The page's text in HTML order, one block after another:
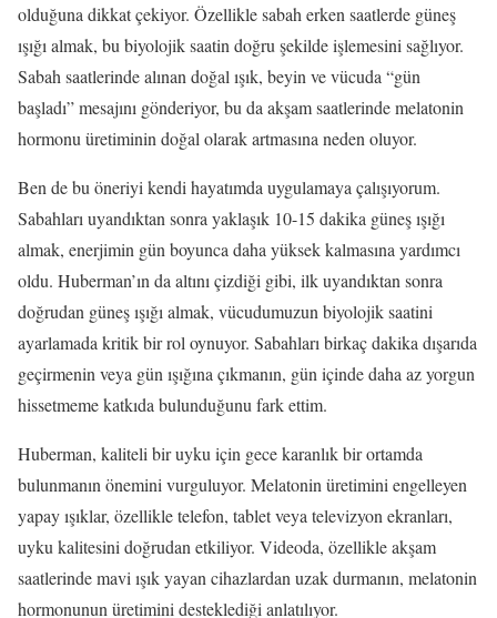
olduğuna dikkat çekiyor. Özellikle sabah erken saatlerde güneş
ışığı almak, bu biyolojik saatin doğru şekilde işlemesini sağlıyor.
Sabah saatlerinde alınan doğal ışık, beyin ve vücuda “gün
başladı” mesajını gönderiyor, bu da akşam saatlerinde melatonin
hormonu üretiminin doğal olarak artmasına neden oluyor.
Ben de bu öneriyi kendi hayatımda uygulamaya çalışıyorum.
Sabahları uyandıktan sonra yaklaşık 10-15 dakika güneş ışığı
almak, enerjimin gün boyunca daha yüksek kalmasına yardımcı
oldu. Huberman’ın da altını çizdiği gibi, ilk uyandıktan sonra
doğrudan güneş ışığı almak, vücudumuzun biyolojik saatini
ayarlamada kritik bir rol oynuyor. Sabahları birkaç dakika dışarıda
geçirmenin veya gün ışığına çıkmanın, gün içinde daha az yorgun
hissetmeme katkıda bulunduğunu fark ettim.
Huberman, kaliteli bir uyku için gece karanlık bir ortamda
bulunmanın önemini vurguluyor. Melatonin üretimini engelleyen
yapay ışıklar, özellikle telefon, tablet veya televizyon ekranları,
uyku kalitesini doğrudan etkiliyor. Videoda, özellikle akşam
saatlerinde mavi ışık yayan cihazlardan uzak durmanın, melatonin
hormonunun üretimini desteklediği anlatılıyor.